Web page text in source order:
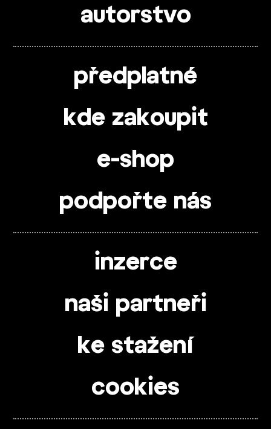
autorstvo
předplatné
kde zakoupit
e-shop
podpořte nás
inzerce
naši partneři
ke stažení
cookies